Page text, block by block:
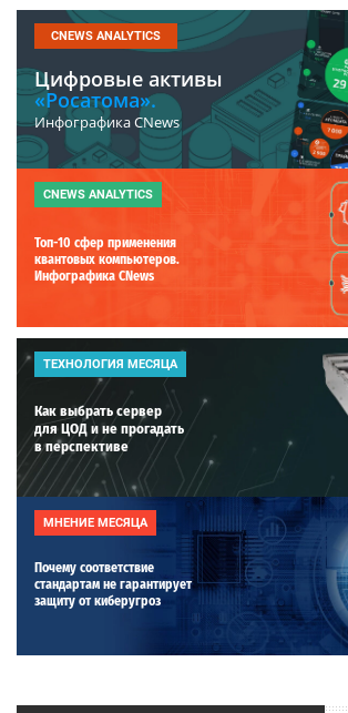
CNEWS ANALYTICS
Цифровые активы
«Росатома».
Инфографика CNews
CNEWS ANALYTICS
Топ-10 сфер применения
квантовых компьютеров.
Инфографика CNews
ТЕХНОЛОГИЯ МЕСЯЦА
Как выбрать сервер
для ЦОД и не прогадать
в перспективе
МНЕНИЕ МЕСЯЦА
Почему соответствие
стандартам не гарантирует
защиту от киберугроз